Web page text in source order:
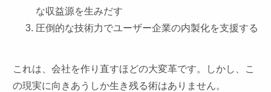
な収益源を生みだす
圧倒的な技術力でユーザー企業の内製化を支援する
これは、会社を作り直すほどの大変革です。しかし、こ
の現実に向きあうしか生き残る術はありません。